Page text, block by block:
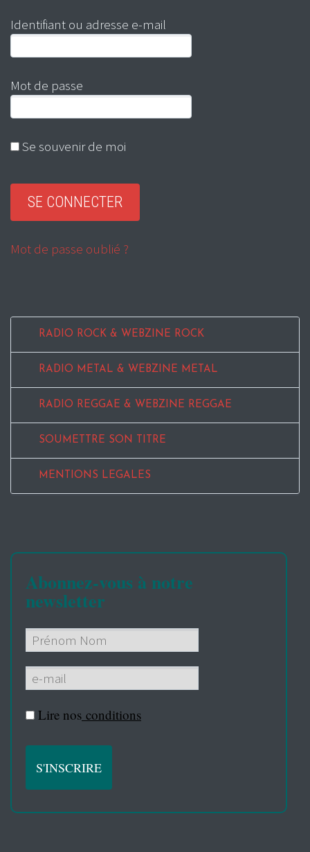
Identifiant ou adresse e-mail
Mot de passe
Se souvenir de moi
Mot de passe oublié ?
RADIO ROCK & WEBZINE ROCK
RADIO METAL & WEBZINE METAL
RADIO REGGAE & WEBZINE REGGAE
SOUMETTRE SON TITRE
MENTIONS LEGALES
Abonnez-vous à notre
newsletter
Lire nos conditions